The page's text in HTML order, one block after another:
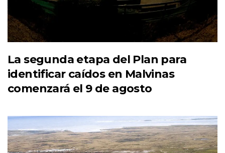
La segunda etapa del Plan para
identificar caídos en Malvinas
comenzará el 9 de agosto